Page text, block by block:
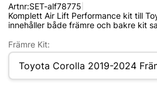
Artnr:SET-alf78775
Komplett Air Lift Performance kit till
innehåller både främre och bakre kit
Främre Kit: